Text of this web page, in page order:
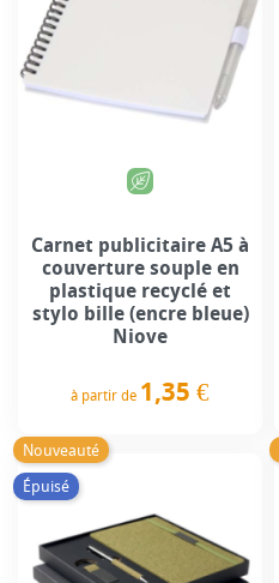
Carnet publicitaire A5 à
couverture souple en
plastique recyclé et
stylo bille (encre bleue)
Niove
à partir de 1,35 €
Nouveauté
Épuisé